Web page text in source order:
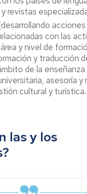
revistas
acciones
con las
y nivel de
y traducción
de la enseñanza
asesoría y
cultural y
las y los